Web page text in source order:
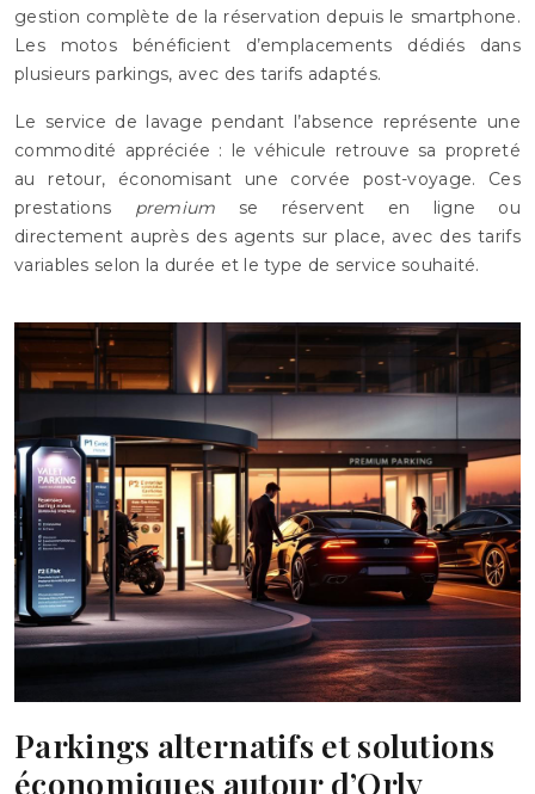
gestion complète de la réservation depuis le smartphone.
Les motos bénéficient d’emplacements dédiés dans
plusieurs parkings, avec des tarifs adaptés.
Le service de lavage pendant l’absence représente une
commodité appréciée : le véhicule retrouve sa propreté
au retour, économisant une corvée post-voyage. Ces
prestations premium se réservent en ligne ou
directement auprès des agents sur place, avec des tarifs
variables selon la durée et le type de service souhaité.
Parkings alternatifs et solutions
économiques autour d’Orly